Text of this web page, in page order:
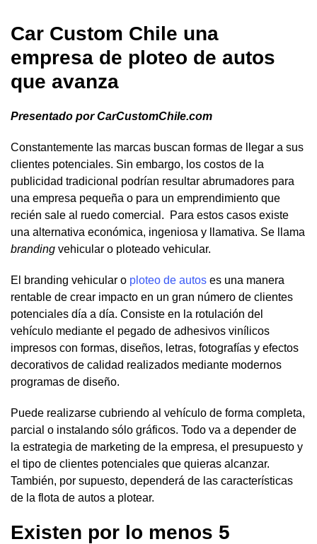
Car Custom Chile una
empresa de ploteo de autos
que avanza
Presentado por CarCustomChile.com
Constantemente las marcas buscan formas de llegar a sus
clientes potenciales. Sin embargo, los costos de la
publicidad tradicional podrían resultar abrumadores para
una empresa pequeña o para un emprendimiento que
recién sale al ruedo comercial. Para estos casos existe
una alternativa económica, ingeniosa y llamativa. Se llama
branding vehicular o ploteado vehicular.
El branding vehicular o ploteo de autos es una manera
rentable de crear impacto en un gran número de clientes
potenciales día a día. Consiste en la rotulación del
vehículo mediante el pegado de adhesivos vinílicos
impresos con formas, diseños, letras, fotografías y efectos
decorativos de calidad realizados mediante modernos
programas de diseño.
Puede realizarse cubriendo al vehículo de forma completa,
parcial o instalando sólo gráficos. Todo va a depender de
la estrategia de marketing de la empresa, el presupuesto y
el tipo de clientes potenciales que quieras alcanzar.
También, por supuesto, dependerá de las características
de la flota de autos a plotear.
Existen por lo menos 5